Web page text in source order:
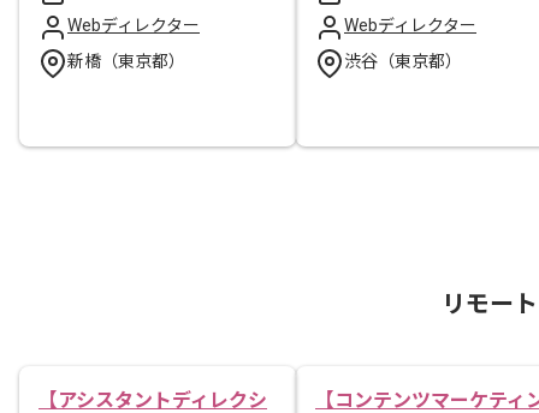
Webディレクター
新橋（東京都）
Webディレクター
渋谷（東京都）
リモー
【アシスタントディレクシ
【コンテンツマーケティ